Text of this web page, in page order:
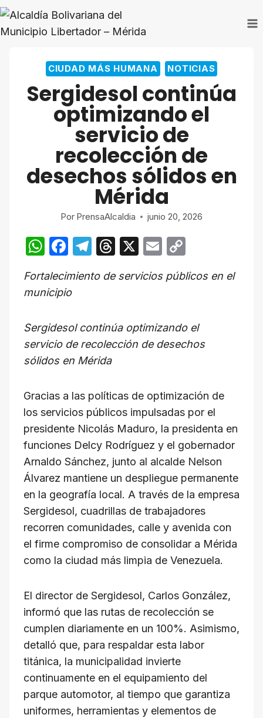
Saltar
contenido
CIUDAD MÁS HUMANA NOTICIAS
Sergidesol continúa
optimizando el
servicio de
recolección de
desechos sólidos en
Mérida
Por PrensaAlcaldia junio 20, 2026
W
at
s
A
p
p
F
c
e
b
o
o
T
e
a
m
T
e
d
s
X
E
ail p
Li
n
Fortalecimiento de servicios públicos en el
municipio
Sergidesol continúa optimizando el
servicio de recolección de desechos
sólidos en Mérida
Gracias a las políticas de optimización de
los servicios públicos impulsadas por el
presidente Nicolás Maduro, la presidenta en
funciones Delcy Rodríguez y el gobernador
Arnaldo Sánchez, junto al alcalde Nelson
Álvarez mantiene un despliegue permanente
en la geografía local. A través de la empresa
Sergidesol, cuadrillas de trabajadores
recorren comunidades, calle y avenida con
el firme compromiso de consolidar a Mérida
como la ciudad más limpia de Venezuela.
El director de Sergidesol, Carlos González,
informó que las rutas de recolección se
cumplen diariamente en un 100%. Asimismo,
detalló que, para respaldar esta labor
titánica, la municipalidad invierte
continuamente en el equipamiento del
parque automotor, al tiempo que garantiza
uniformes, herramientas y elementos de